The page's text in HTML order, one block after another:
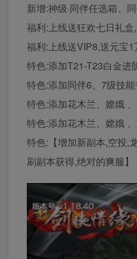
新增:神级·同伴任选箱、
福利:上线送狂欢七日礼盒
福利:上线送VIP8,送元宝1
特色:添加T21-T23白金进
特色:添加同伴6、7级技
特色:添加花木兰、嫦娥
特色:添加花木兰、嫦娥
特色:【增加新副本,空投,
刷副本获得,绝对的爽服】